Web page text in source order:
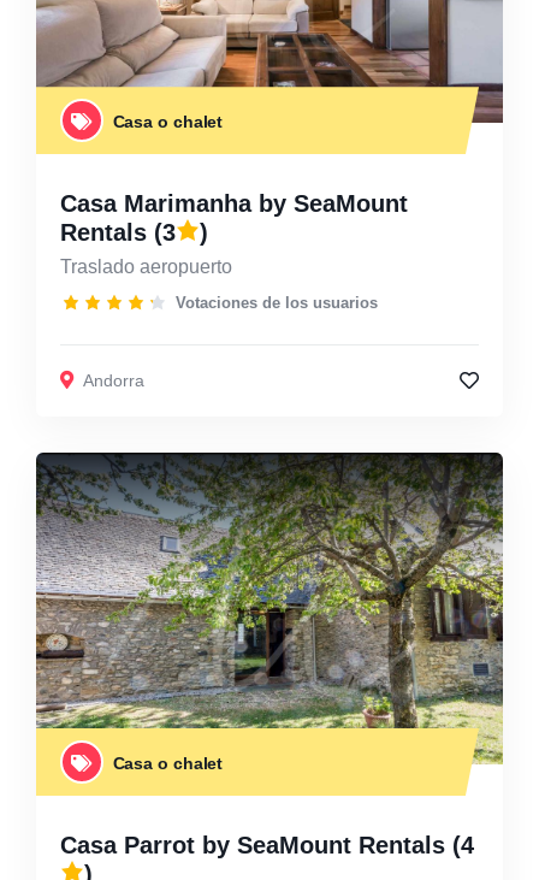
Casa o chalet
Casa Marimanha by SeaMount
Rentals (3 )
Traslado aeropuerto
Votaciones de los usuarios
Andorra
Casa o chalet
Casa Parrot by SeaMount Rentals (4
)